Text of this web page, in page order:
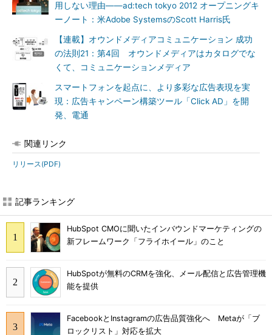
用しない理由――ad:tech tokyo 2012 オープニングキ
ーノート：米Adobe SystemsのScott Harris氏
【連載】オウンドメディアコミュニケーション 成功
の法則21：第4回 オウンドメディアはカタログでな
くて、コミュニケーションメディア
スマートフォンを起点に、より多彩な広告表現を実
現：広告キャンペーン構築ツール「Click AD」を開
発、電通
関連リンク
リリース(PDF)
記事ランキング
HubSpot CMOに聞いたインバウンドマーケティングの
新フレームワーク「フライホイール」のこと
HubSpotが無料のCRMを強化、メール配信と広告管理機
能を提供
FacebookとInstagramの広告品質強化へ Metaが「ブ
ロックリスト」対応を拡大